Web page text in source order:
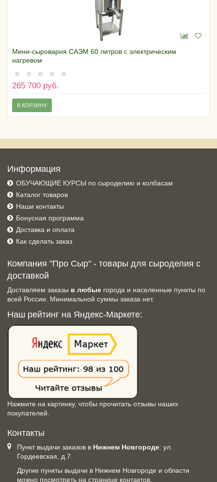
Мини-сыроварня САЭМ 60 литров с электрическим
нагревом
265 700 руб.
В КОРЗИНУ
Информация
ОБУЧАЮЩИЕ КУРСЫ по сыроделию и колбасам
Каталог товаров
Наши контакты
Бонусная программа
Доставка и оплата
Как сделать заказ
Компания "Про Сыр" - товары для сыроделия с
доставкой
Доставляем заказы в любые города и населенные пункты по
всей России. Минимальной суммы заказа нет.
Наш рейтинг на Яндекс-Маркете:
Нажмите на картинку, чтобы прочитать отзывы наших
покупателей.
Контакты
Пункт выдачи заказов в Нижнем Новгороде: ул.
Гордеевская, д.7.
Другие пункты выдачи в Нижнем Новгороде и области
можно посмотреть на странице контактов